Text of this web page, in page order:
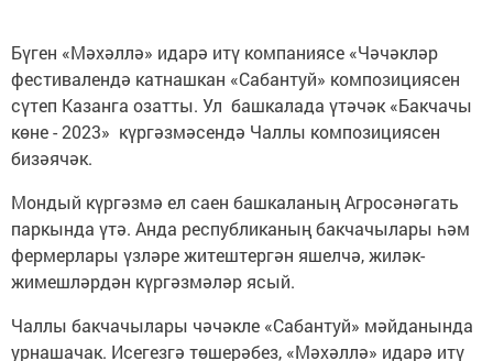
Бүген «Мәхәллә» идарә итү компаниясе «Чәчәкләр
фестивалендә катнашкан «Сабантуй» композициясен
сүтеп Казанга озатты. Ул башкалада үтәчәк «Бакчачы
көне - 2023» күргәзмәсендә Чаллы композициясен
бизәячәк.
Мондый күргәзмә ел саен башкаланың Агросәнәгать
паркында үтә. Анда республиканың бакчачылары һәм
фермерлары үзләре житештергән яшелчә, жиләк-
жимешләрдән күргәзмәләр ясый.
Чаллы бакчачылары чәчәкле «Сабантуй» мәйданында
урнашачак. Исегезгә төшерәбез, «Мәхәллә» идарә итү